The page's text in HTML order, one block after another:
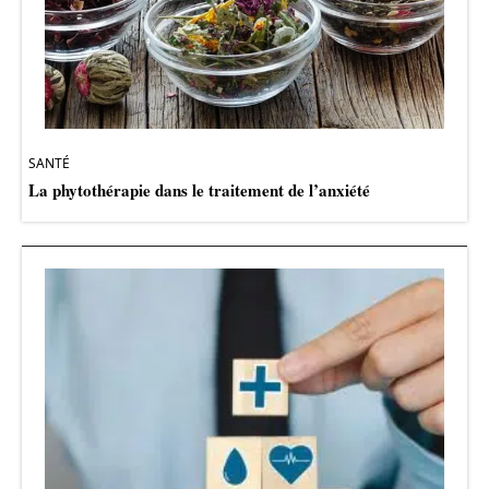
SANTÉ
La phytothérapie dans le traitement de l’anxiété